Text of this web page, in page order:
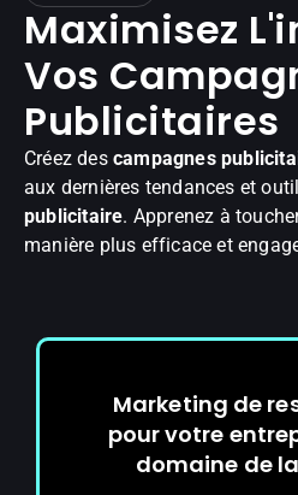
Maximisez
Vos
Publicitaires
Créez des campagnes
aux dernières tendances et
publicitaire. Apprenez à
manière plus efficace et
Marketing de
pour votre
domaine de